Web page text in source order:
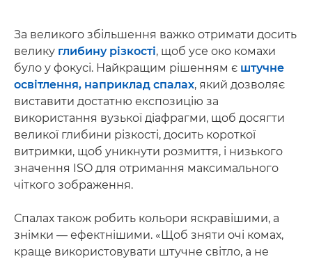
За великого збільшення важко отримати досить
велику глибину різкості, щоб усе око комахи
було у фокусі. Найкращим рішенням є штучне
освітлення, наприклад спалах, який дозволяє
виставити достатню експозицію за
використання вузької діафрагми, щоб досягти
великої глибини різкості, досить короткої
витримки, щоб уникнути розмиття, і низького
значення ISO для отримання максимального
чіткого зображення.
Спалах також робить кольори яскравішими, а
знімки — ефектнішими. «Щоб зняти очі комах,
краще використовувати штучне світло, а не